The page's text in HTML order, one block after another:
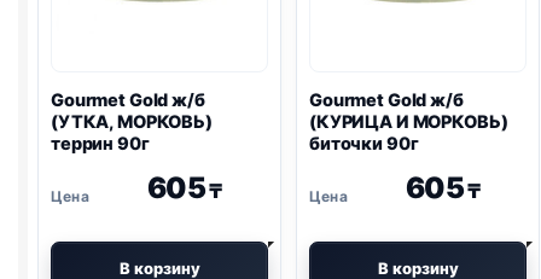
Gourmet Gold ж/б
(УТКА, МОРКОВЬ)
террин 90г
605₸
В корзину
Gourmet Gold ж/б
(КУРИЦА И МОРКОВЬ)
биточки 90г
605₸
В корзину